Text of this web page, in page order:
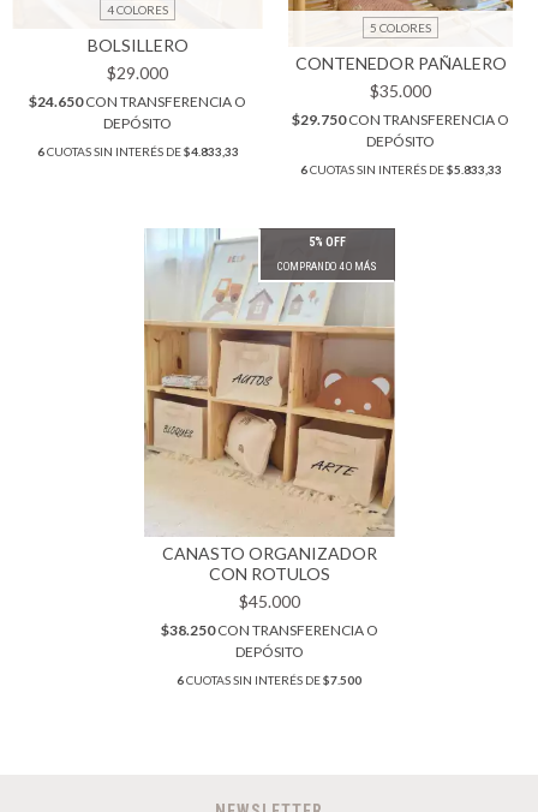
4 COLORES
BOLSILLERO
$29.000
$24.650CON TRANSFERENCIA O
DEPÓSITO
6CUOTAS SIN INTERÉS DE$4.833,33
5 COLORES
CONTENEDOR PAÑALERO
$35.000
$29.750CON TRANSFERENCIA O
DEPÓSITO
6CUOTAS SIN INTERÉS DE$5.833,33
5% OFF
COMPRANDO 4 O MÁS
CANASTO ORGANIZADOR
CON ROTULOS
$45.000
$38.250CON TRANSFERENCIA O
DEPÓSITO
6CUOTAS SIN INTERÉS DE$7.500